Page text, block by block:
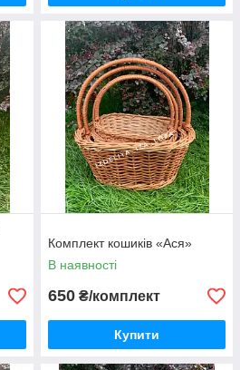
Комплект кошиків «Ася»
В наявності
650 ₴/комплект
Купити